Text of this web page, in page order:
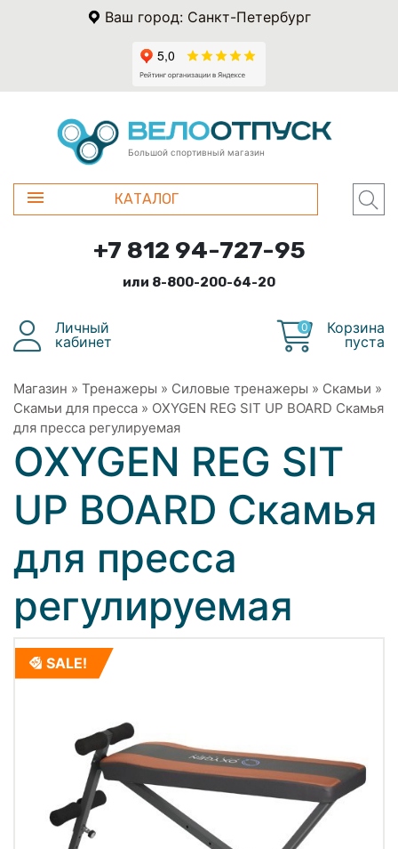
Ваш город: Санкт-Петербург
Большой спортивный магазин
КАТАЛОГ
+7 812 94-727-95
или 8-800-200-64-20
Личный
кабинет
0
Корзина
пуста
Магазин » Тренажеры » Силовые тренажеры » Скамьи »
Скамьи для пресса » OXYGEN REG SIT UP BOARD Скамья
для пресса регулируемая
OXYGEN REG SIT
UP BOARD Скамья
для пресса
регулируемая
SALE!